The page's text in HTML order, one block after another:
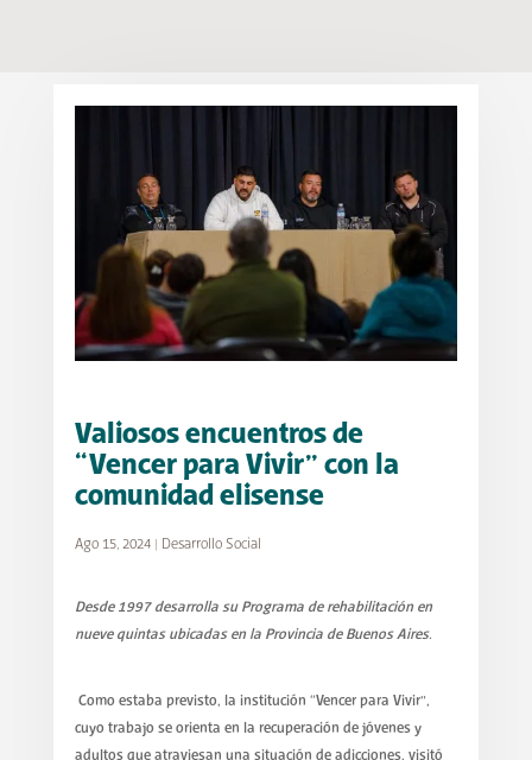
Valiosos encuentros de
“Vencer para Vivir” con la
comunidad elisense
Ago 15, 2024| Desarrollo Social
Desde 1997 desarrolla su Programa de rehabilitación en
nueve quintas ubicadas en la Provincia de Buenos Aires.
Como estaba previsto, la institución “Vencer para Vivir”,
cuyo trabajo se orienta en la recuperación de jóvenes y
adultos que atraviesan una situación de adicciones, visitó